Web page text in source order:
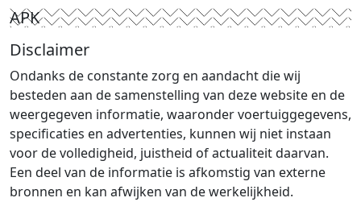
APK
Disclaimer
Ondanks de constante zorg en aandacht die wij
besteden aan de samenstelling van deze website en de
weergegeven informatie, waaronder voertuiggegevens,
specificaties en advertenties, kunnen wij niet instaan
voor de volledigheid, juistheid of actualiteit daarvan.
Een deel van de informatie is afkomstig van externe
bronnen en kan afwijken van de werkelijkheid.